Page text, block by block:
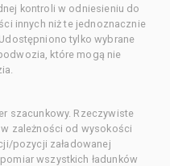
kontroli w odniesieniu do
innych niż te jednoznacznie
tylko wybrane
które mogą nie
szacunkowy. Rzeczywiste
zależności od wysokości
pozycji załadowanej
wszystkich ładunków